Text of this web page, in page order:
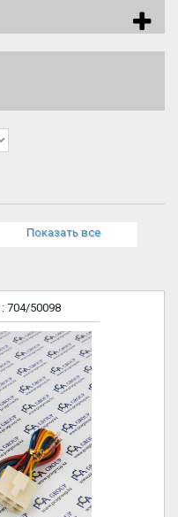
Показать все
: 704/50098